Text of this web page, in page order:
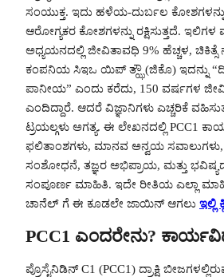
ಸಂಯುಕ್ತ. ಇದು ಹಳೆಯ-ದುರ್ಬಲ
ಆರೋಗ್ಯಕರ ಕೋಶಗಳನ್ನು ರಕ್ಷಿಸುತ್ತದೆ.
ಅಧ್ಯಯನದಲ್ಲಿ ಜೀವಿತಾವಧಿ 9% ಹೆಚ್ಚಳ, ಚಿಕಿತ್ಸೆ
ಕಂಪನಿಯ ಸಿಇಒ ಯಿಪ್ ತ್ಝೌ (ಜಿಕೊ) ಇದನ್ನು
ಪಾನೀಯ” ಎಂದು ಕರೆದು, 150 ವರ್ಷಗಳ
ಎಂದಿದ್ದಾರೆ. ಆದರೆ ವಿಜ್ಞಾನಿಗಳು ಎಚ್ಚರಿಕೆ
ಟ್ರಯಲ್ಗಳು ಅಗತ್ಯ. ಈ ಲೇಖನದಲ್ಲಿ PCC1
ಫಲಿತಾಂಶಗಳು, ಮಾನವ ಅನ್ವಯ ಸವಾಲುಗಳು,
ಸಂಶೋಧನೆ, ತಜ್ಞರ ಅಭಿಪ್ರಾಯ, ಮತ್ತು ಭವಿಷ್ಯದ
ಸಂಪೂರ್ಣ ಮಾಹಿತಿ. ಇದೇ ರೀತಿಯ ಎಲ್ಲಾ
ಚಾನೆಲ್ ಗೆ ಈ ಕೂಡಲೇ ಜಾಯಿನ್ ಆಗಲು ಇಲ್ಲಿ
PCC1 ಎಂದರೇನು?
ಪ್ರೊಸೈನಿಡಿನ್ C1 (PCC1) ದ್ರಾಕ್ಷಿ